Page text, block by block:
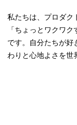
私たちは、プロダク
「ちょっとワクワ
です。⾃分たちが好
わりと⼼地よさを世